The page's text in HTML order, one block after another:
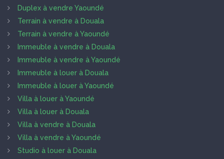
Duplex à vendre Yaoundé
Terrain à vendre à Douala
Terrain à vendre à Yaoundé
Immeuble à vendre à Douala
Immeuble à vendre à Yaoundé
Immeuble à louer à Douala
Immeuble à louer à Yaoundé
Villa à louer à Yaoundé
Villa à louer à Douala
Villa à vendre à Douala
Villa à vendre à Yaoundé
Studio à louer à Douala